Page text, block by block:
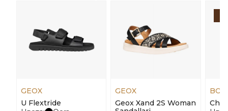
GEOX
U Flextride
GEOX
Geox Xand 2S Woman